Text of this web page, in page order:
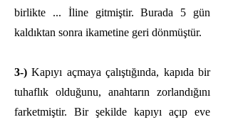
birlikte ... İline gitmiştir. Burada 5 gün
kaldıktan sonra ikametine geri dönmüştür.
3-) Kapıyı açmaya çalıştığında, kapıda bir
tuhaflık olduğunu, anahtarın zorlandığını
farketmiştir. Bir şekilde kapıyı açıp eve